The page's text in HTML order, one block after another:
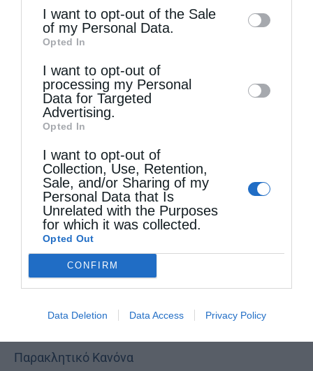
information may also be disclosed by us to
third parties on theIAB’s List of
Downstream Participants
disclose it to other third parties.
I want to opt-out of the Sale
of my Personal Data.
Opted In
I want to opt-out of
processing my Personal
Data for Targeted
Advertising.
Opted In
I want to opt-out of
Collection, Use, Retention,
Sale, and/or Sharing of my
Personal Data that Is
Unrelated with the Purposes
for which it was collected.
Opted Out
CONFIRM
Data Deletion Data Access Privacy Policy
Ελληνικός Ερυθρός Σταυρός: Τι πρέπει να
περιέχει ένα φαρμακείο διακοπών
Η πανήγυρις της Μεταμορφώσεως του Σωτήρος
στη Θεσσαλονίκη
Όταν είσαι ευλαβής
Ο Νεαπόλεως στο Ιερό Παρεκκλήσι Αγίας
Παρακλητικό Κανόνα